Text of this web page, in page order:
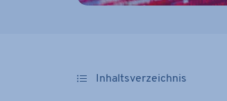
In­halts­ver­zeich­nis